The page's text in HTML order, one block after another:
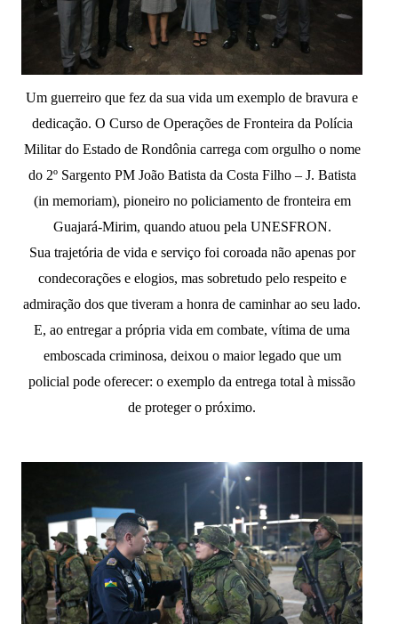
Um guerreiro que fez da sua vida um exemplo de bravura e
dedicação. O Curso de Operações de Fronteira da Polícia
Militar do Estado de Rondônia carrega com orgulho o nome
do 2º Sargento PM João Batista da Costa Filho – J. Batista
(in memoriam), pioneiro no policiamento de fronteira em
Guajará-Mirim, quando atuou pela UNESFRON.
Sua trajetória de vida e serviço foi coroada não apenas por
condecorações e elogios, mas sobretudo pelo respeito e
admiração dos que tiveram a honra de caminhar ao seu lado.
E, ao entregar a própria vida em combate, vítima de uma
emboscada criminosa, deixou o maior legado que um
policial pode oferecer: o exemplo da entrega total à missão
de proteger o próximo.